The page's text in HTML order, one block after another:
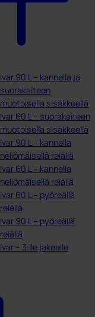
Ivar 90 L – kannella ja
suorakaiteen
muotoisella sisäkkeellä
Ivar 60 L – suorakaiteen
muotoisella sisäkkeellä
Ivar 90 L – kannella
neliömäisellä reiällä
Ivar 60 L – kannella
neliömäisellä reiällä
Ivar 60 L – pyöreällä
reiällä
Ivar 90 L – pyöreällä
reiällä
Ivar – 3:lle jakeelle